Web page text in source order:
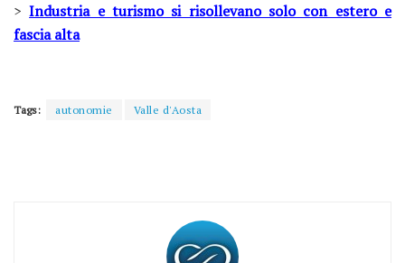
>Industria e turismo si risollevano solo con estero e
fascia alta
Tags: autonomie Valle d'Aosta